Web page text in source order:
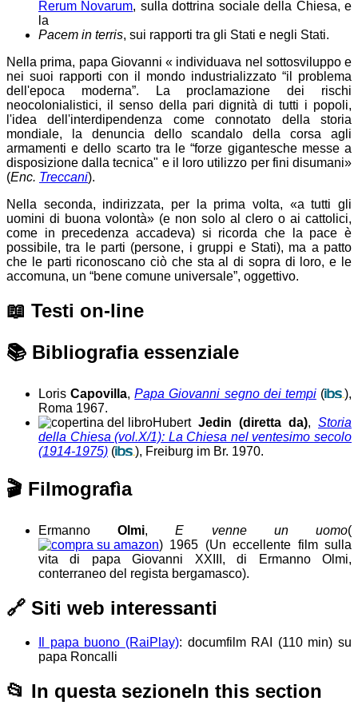
Rerum Novarum, sulla dottrina sociale della Chiesa, e
la
Pacem in terris, sui rapporti tra gli Stati e negli Stati.
Nella prima, papa Giovanni « individuava nel sottosviluppo e
nei suoi rapporti con il mondo industrializzato “il problema
dell'epoca moderna”. La proclamazione dei rischi
neocolonialistici, il senso della pari dignità di tutti i popoli,
l'idea dell'interdipendenza come connotato della storia
mondiale, la denuncia dello scandalo della corsa agli
armamenti e dello scarto tra le “forze gigantesche messe a
disposizione dalla tecnica" e il loro utilizzo per fini disumani»
(Enc. Treccani).
Nella seconda, indirizzata, per la prima volta, «a tutti gli
uomini di buona volontà» (e non solo al clero o ai cattolici,
come in precedenza accadeva) si ricorda che la pace è
possibile, tra le parti (persone, i gruppi e Stati), ma a patto
che le parti riconoscano ciò che sta al di sopra di loro, e le
accomuna, un “bene comune universale”, oggettivo.
📖 Testi on-line
📚 Bibliografia essenziale
LorisCapovilla,Papa Giovanni segno dei tempi(
),
Roma 1967.
Hubert Jedin (diretta da), Storia
della Chiesa (vol.X/1): La Chiesa nel ventesimo secolo
(1914-1975) ( ), Freiburg im Br. 1970.
🎬 Filmografìa
ErmannoOlmi,E venne un uomo(
) 1965 (Un eccellente film sulla
vita di papa Giovanni XXIII, di Ermanno Olmi,
conterraneo del regista bergamasco).
🔗 Siti web interessanti
Il papa buono (RaiPlay): documfilm RAI (110 min) su
papa Roncalli
📂 In questa sezioneIn this section